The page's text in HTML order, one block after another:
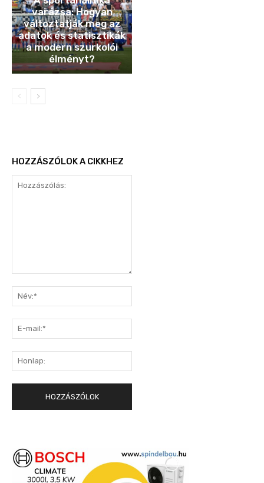
varázsa: Hogyan
változtatják meg az
adatok és statisztikák
a modern szurkolói
élményt?
HOZZÁSZÓLOK A CIKKHEZ
mail:*